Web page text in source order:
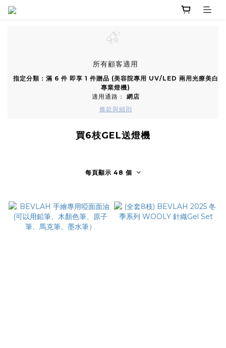
所有顧客適用
指定分類：滿 6 件 即享 1 件贈品 (美容院專用 UV/LED 兩用光療美白
專業燈機)
適用通路： 網店
條款與細則
買6枝GEL送燈機
每頁顯示 48 個